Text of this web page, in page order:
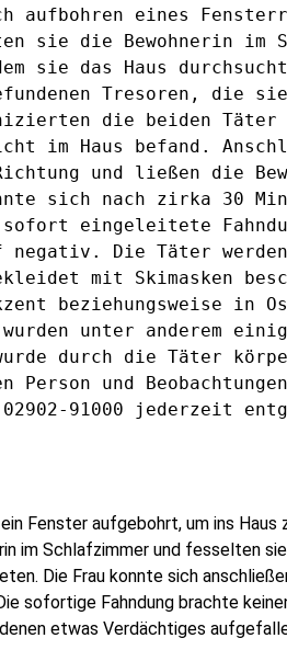
eines
sie die Bewohnerin im
sie das Haus
Tresoren, die
die beiden
im Haus befand.
und ließen die
sich nach zirka 30
eingeleitete
Die Täter
mit Skimasken
beziehungsweise in
wurden unter anderem
wurde durch die Täter
Person und
Fenster aufgebohrt, um ins Haus
im Schlafzimmer und fesselten
Die Frau konnte sich
sofortige Fahndung brachte
etwas Verdächtiges